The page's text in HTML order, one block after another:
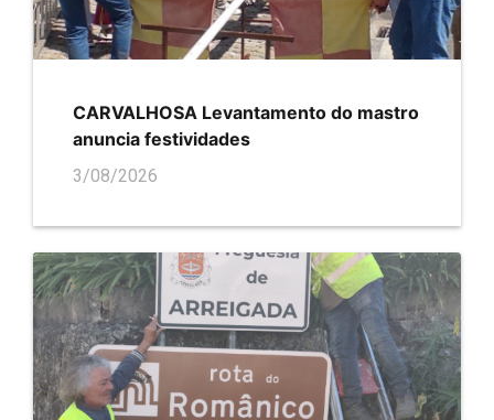
CARVALHOSA Levantamento do mastro
anuncia festividades
3/08/2026